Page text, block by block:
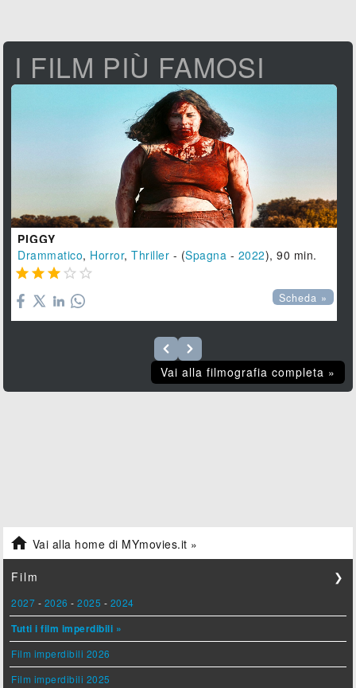
I FILM PIÙ FAMOSI
PIGGY
Drammatico, Horror,Thriller - (Spagna - 2022), 90 min.
    
Scheda »
Vai alla filmografia completa »
 Vai alla home di MYmovies.it »
Film ❯
2027 - 2026 -2025 - 2024
Tutti i film imperdibili »
Film imperdibili 2026
Film imperdibili 2025